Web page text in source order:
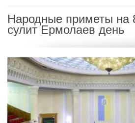
Народные приметы на
сулит Ермолаев день